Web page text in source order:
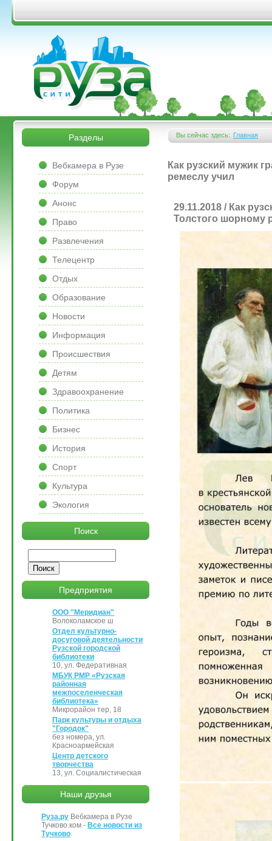
Перейти к основному содержанию
&bsps;
&bsps;
Вы сейчас здесь:
Вы здесь
Главная
Как рузский мужик
ремеслу учил
29.11.2018 / Как
Толстого шорному
Разделы
Вебкамера в Рузе
Форум
Анонс
Право
Развлечения
Телецентр
Отдых
Образование
Новости
Информация
Происшествия
Детям
Здравоохранение
Политика
Бизнес
История
Спорт
Культура
Экология
Поиск
Предприятия
ООО "Меридиан"
Волоколамское ш
Отдел культурно-
досуговой деятельности
Рузской городской
библиотеки
10, ул. Федеративная
МБУК РМР «Рузская
районная
межпоселенческая
библиотека»
Микрорайон тер, 18
Парк культуры и отдыха
"Городок"
без номера, ул.
Красноармейская
Центр детского
творчества
13, ул. Социалистическая
Наши друзья
Руза.ру Вебкамера в Рузе
Тучково.ком - Все новости из
Тучково.